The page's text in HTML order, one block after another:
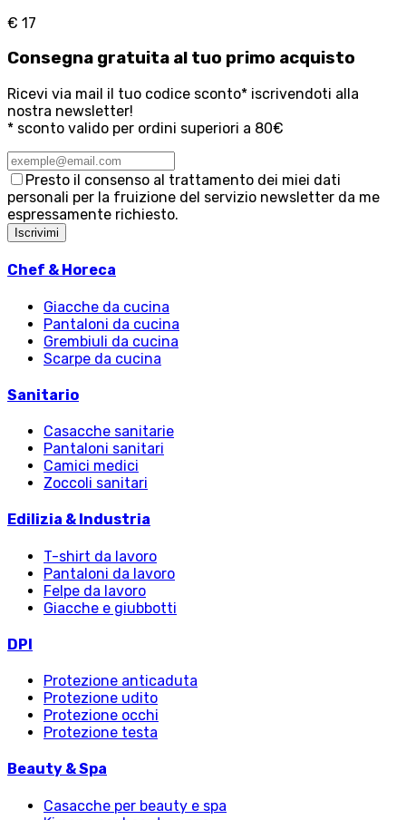
€ 17
Consegna gratuita al tuo primo acquisto
Ricevi via mail il tuo codice sconto* iscrivendoti alla
nostra newsletter!
* sconto valido per ordini superiori a 80€
Presto il consenso al trattamento dei miei dati
personali per la fruizione del servizio newsletter da me
espressamente richiesto.
Iscrivimi
Chef & Horeca
Giacche da cucina
Pantaloni da cucina
Grembiuli da cucina
Scarpe da cucina
Sanitario
Casacche sanitarie
Pantaloni sanitari
Camici medici
Zoccoli sanitari
Edilizia & Industria
T-shirt da lavoro
Pantaloni da lavoro
Felpe da lavoro
Giacche e giubbotti
DPI
Protezione anticaduta
Protezione udito
Protezione occhi
Protezione testa
Beauty & Spa
Casacche per beauty e spa